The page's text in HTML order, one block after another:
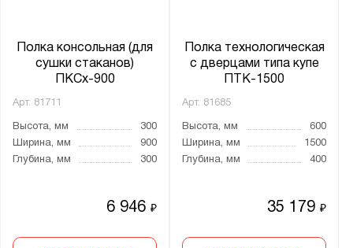
Полка консольная (для
сушки стаканов)
ПКСх-900
Арт. 81711
Высота, мм
300
Ширина, мм
900
Глубина, мм
300
6 946₽
Полка технологическая
с дверцами типа купе
ПТК-1500
Арт. 81685
Высота, мм
600
Ширина, мм
1500
Глубина, мм
400
35 179₽